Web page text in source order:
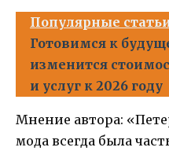
Популярные
Готовимся к
изменится
и услуг к 2026 году
Мнение автора:
мода всегда была